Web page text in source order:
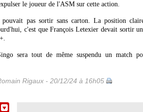
le joueur de l'ASM sur cette action.
pas sortir sans carton. La position
c'est que François Letexier devait sortir
sera tout de même suspendu un match
Rigaux - 20/12/24 à 16h05